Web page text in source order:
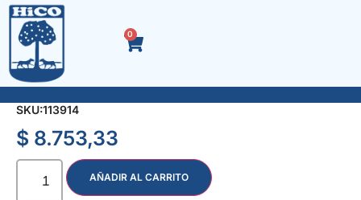
0
SEMILLA Nº 14 x 400 gr.
SKU:113914
$ 8.753,33
AÑADIR AL CARRITO